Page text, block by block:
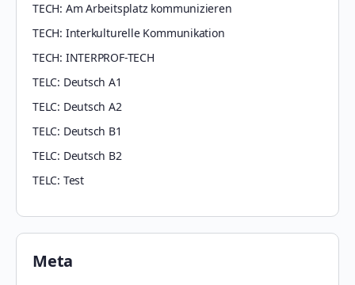
TECH: Am Arbeitsplatz kommunizieren
TECH: Interkulturelle Kommunikation
TECH: INTERPROF-TECH
TELC: Deutsch A1
TELC: Deutsch A2
TELC: Deutsch B1
TELC: Deutsch B2
TELC: Test
Meta